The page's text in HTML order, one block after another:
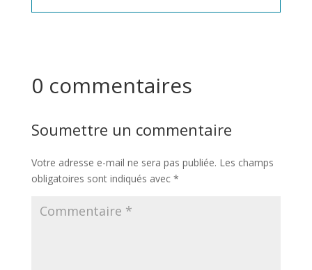
0 commentaires
Soumettre un commentaire
Votre adresse e-mail ne sera pas publiée. Les champs
obligatoires sont indiqués avec *